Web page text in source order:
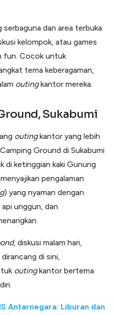
dan area terbuka
kelompok, atau games
fun. Cocok untuk
tema keberagaman,
outingkantor mereka.
Sukabumi
outingkantor yang lebih
Ground di Sukabumi
di ketinggian kaki Gunung
pengalaman
) yang nyaman dengan
unggun, dan
, diskusi malam hari,
di sini,
outingkantor bertema
Antarnegara: Liburan dan